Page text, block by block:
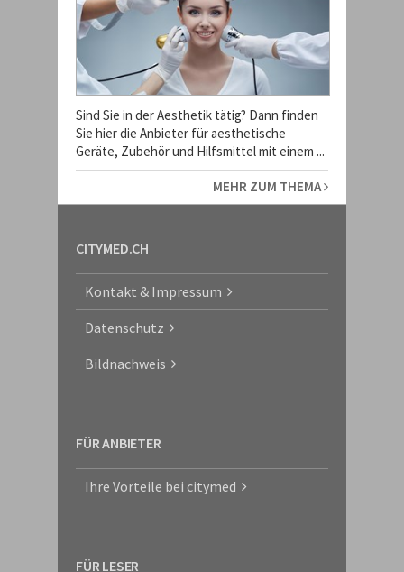
Sind Sie in der Aesthetik tätig? Dann finden
Sie hier die Anbieter für aesthetische
Geräte, Zubehör und Hilfsmittel mit einem ...
MEHR ZUM THEMA
CITYMED.CH
Kontakt & Impressum
Datenschutz
Bildnachweis
FÜR ANBIETER
Ihre Vorteile bei citymed
FÜR LESER